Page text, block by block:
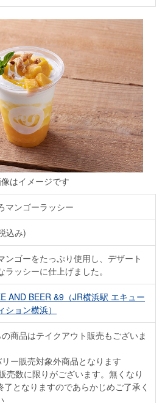
はイメージです
マンゴーラッシー
込み)
ンゴーをたっぷり使用し、デザート
ラッシーに仕上げました。
AND BEER &9（JR横浜駅 エキュー
ション横浜）
商品はテイクアウト販売もございま
ー販売対象外商品となります
売数に限りがございます。無くなり
了となりますのであらかじめご了承く